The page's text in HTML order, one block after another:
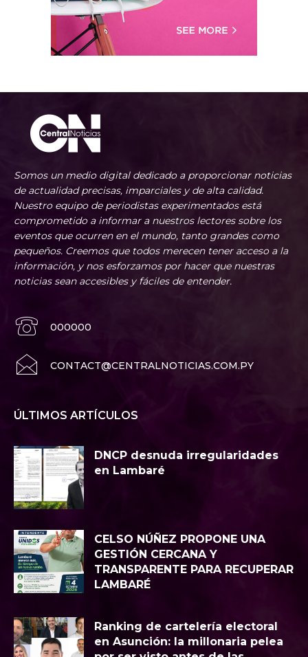
Somos un medio digital dedicado a proporcionar noticias
de actualidad precisas, imparciales y de alta calidad.
Nuestro equipo de periodistas experimentados está
comprometido a informar a nuestros lectores sobre los
eventos que ocurren en el mundo, tanto grandes como
pequeños. Creemos que todos merecen tener acceso a la
información, y nos esforzamos por hacer que nuestras
noticias sean accesibles y fáciles de entender.
000000
CONTACT@CENTRALNOTICIAS.COM.PY
ÚLTIMOS ARTÍCULOS
DNCP desnuda irregularidades
en Lambaré
CELSO NÚÑEZ PROPONE UNA
GESTIÓN CERCANA Y
TRANSPARENTE PARA RECUPERAR
LAMBARÉ
Ranking de cartelería electoral
en Asunción: la millonaria pelea